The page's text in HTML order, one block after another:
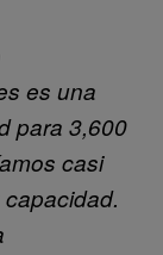
es una
para 3,600
casi